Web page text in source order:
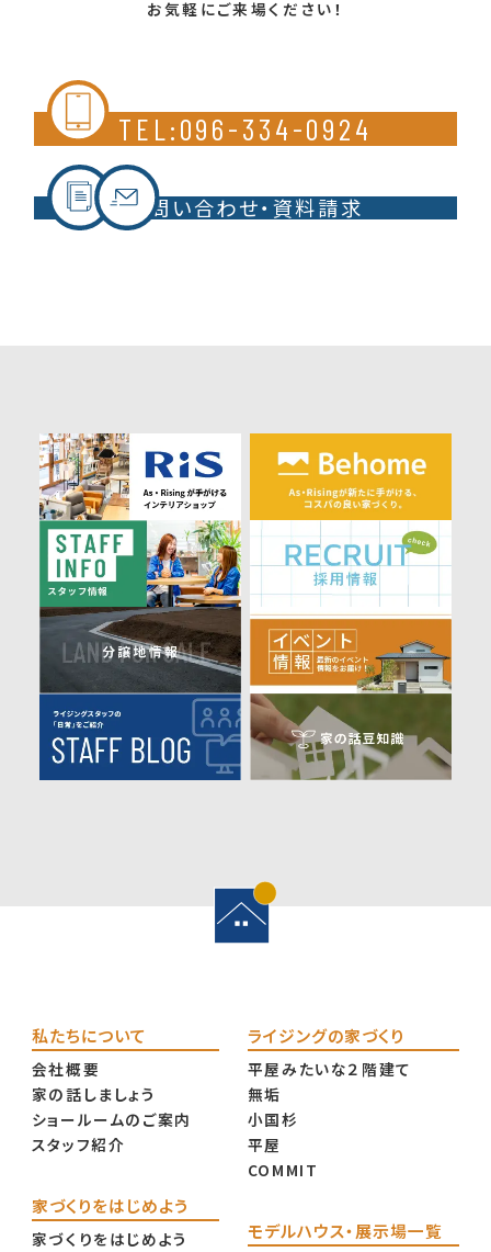
お気軽にご来場ください！
TEL:096-334-0924
お問い合わせ・資料請求
私たちについて
会社概要
家の話しましょう
ショールームのご案内
スタッフ紹介
家づくりをはじめよう
家づくりをはじめよう
ライジングの家づくり
平屋みたいな２階建て
無垢
小国杉
平屋
COMMIT
モデルハウス・展示場一覧